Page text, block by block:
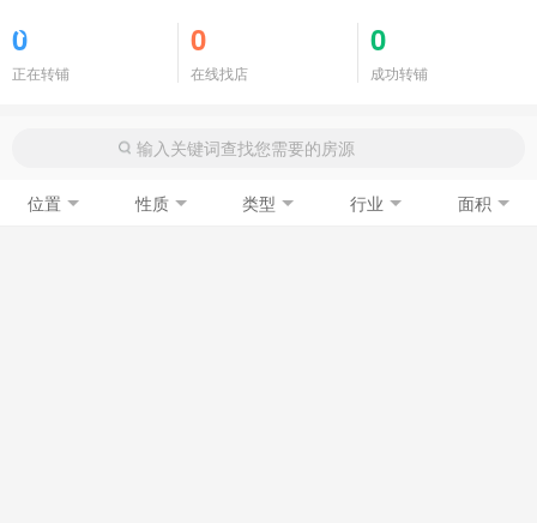
0
正在转铺
0
在线找店
0
成功转铺
位置 性质 类型 行业 面积